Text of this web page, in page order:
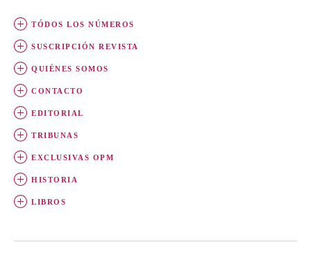
TÓDOS LOS NÚMEROS
SUSCRIPCIÓN REVISTA
QUIÉNES SOMOS
CONTACTO
EDITORIAL
TRIBUNAS
EXCLUSIVAS OPM
HISTORIA
LIBROS